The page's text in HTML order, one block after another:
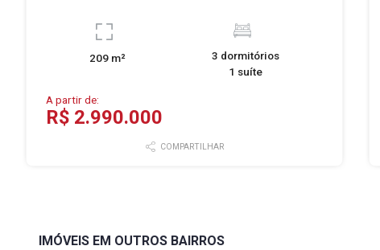
209 m²
3 dormitórios
1 suíte
A partir de:
R$ 2.990.000
COMPARTILHAR
IMÓVEIS EM OUTROS BAIRROS